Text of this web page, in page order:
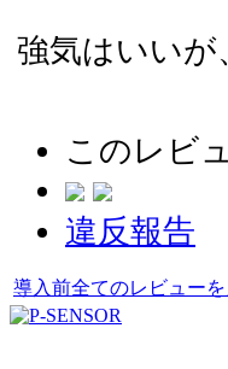
強気はいい
このレビ
違反報告
導入前全てのレビューを